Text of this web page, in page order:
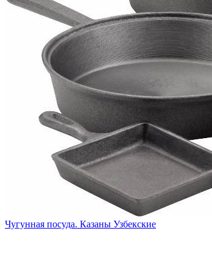
Чугунная посуда. Казаны Узбекские